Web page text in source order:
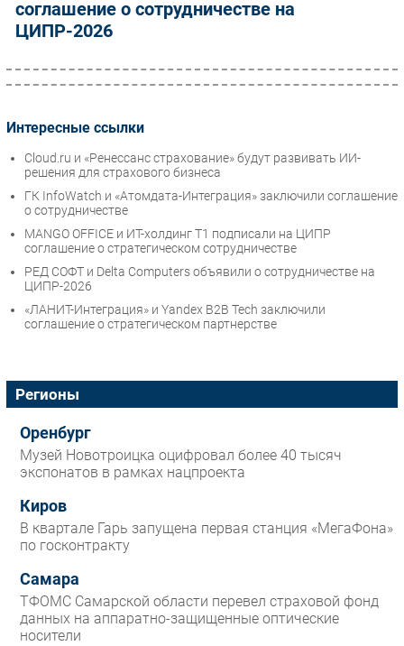
соглашение о сотрудничестве на
ЦИПР-2026
Интересные ссылки
Cloud.ru и «Ренессанс страхование» будут развивать ИИ-
решения для страхового бизнеса
ГК InfoWatch и «Атомдата-Интеграция» заключили соглашение
о сотрудничестве
MANGO OFFICE и ИТ-холдинг Т1 подписали на ЦИПР
соглашение о стратегическом сотрудничестве
РЕД СОФТ и Delta Computers объявили о сотрудничестве на
ЦИПР-2026
«ЛАНИТ-Интеграция» и Yandex B2B Tech заключили
соглашение о стратегическом партнерстве
Регионы
Оренбург
Музей Новотроицка оцифровал более 40 тысяч
экспонатов в рамках нацпроекта
Киров
В квартале Гарь запущена первая станция «МегаФона»
по госконтракту
Самара
ТФОМС Самарской области перевел страховой фонд
данных на аппаратно-защищенные оптические
носители